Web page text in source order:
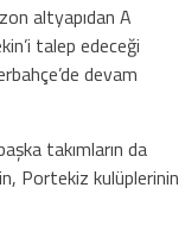
altyapıdan A
talep edeceği
devam
takımların da
Portekiz kulüplerinin